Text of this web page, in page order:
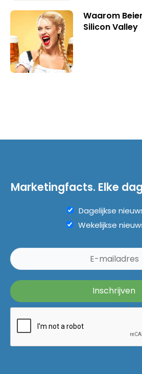
Waarom
Silicon Valley
Marketingfacts. Elke
Dagelijkse
Wekelijkse